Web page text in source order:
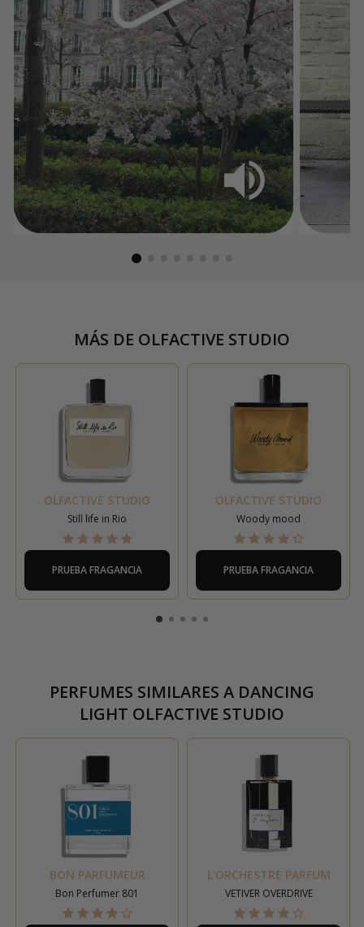
MÁS DE OLFACTIVE STUDIO
OLFACTIVE STUDIO
Still life in Rio
PRUEBA FRAGANCIA
OLFACTIVE STUDIO
Woody mood
PRUEBA FRAGANCIA
PERFUMES SIMILARES A DANCING
LIGHT OLFACTIVE STUDIO
BON PARFUMEUR
Bon Perfumer 801
L'ORCHESTRE PARFUM
VETIVER OVERDRIVE